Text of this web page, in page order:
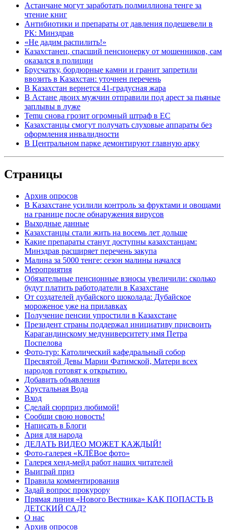
Астанчане могут заработать полмиллиона тенге за
чтение книг
Антибиотики и препараты от давления подешевели в
РК: Минздрав
«Не дадим распилить!»
Казахстанец, спасший пенсионерку от мошенников, сам
оказался в полиции
Брусчатку, бордюрные камни и гранит запретили
ввозить в Казахстан: уточнен перечень
В Казахстан вернется 41-градусная жара
В Астане двоих мужчин отправили под арест за пьяные
заплывы в луже
Temu снова грозит огромный штраф в ЕС
Казахстанцы смогут получать слуховые аппараты без
оформления инвалидности
В Центральном парке демонтируют главную арку
Страницы
Архив опросов
В Казахстане усилили контроль за фруктами и овощами
на границе после обнаружения вирусов
Выходные данные
Казахстанцы стали жить на восемь лет дольше
Какие препараты станут доступны казахстанцам:
Минздрав расширяет перечень закупа
Малина за 5000 тенге: сезон малины начался
Мероприятия
Обязательные пенсионные взносы увеличили: сколько
будут платить работодатели в Казахстане
От создателей дубайского шоколада: Дубайское
мороженое уже на прилавках
Получение пенсии упростили в Казахстане
Президент страны поддержал инициативу присвоить
Карагандинскому медуниверситету имя Петра
Поспелова
Фото-тур: Католический кафедральный собор
Пресвятой Девы Марии Фатимской, Матери всех
народов готовят к открытию.
Добавить объявления
Хрустальная Вода
Вход
Сделай сюрприз любимой!
Сообщи свою новость!
Написать в Блоги
Ария для народа
ДЕЛАТЬ ВИДЕО МОЖЕТ КАЖДЫЙ!
Фото-галерея «КЛЁВое фото»
Галерея хенд-мейд работ наших читателей
Выиграй приз
Правила комментирования
Задай вопрос прокурору
Прямая линия «Нового Вестника» КАК ПОПАСТЬ В
ДЕТСКИЙ САД?
О нас
Архив опросов